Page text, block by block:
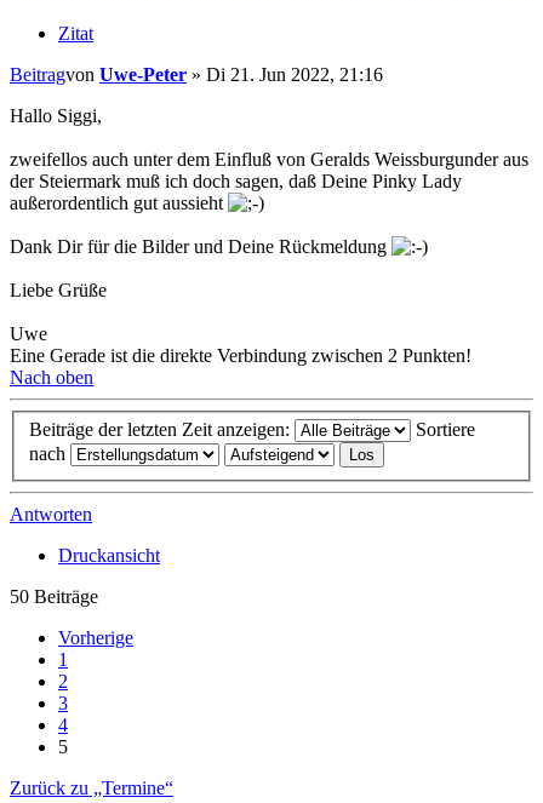
Zitat
Beitragvon Uwe-Peter » Di 21. Jun 2022, 21:16
Hallo Siggi,
zweifellos auch unter dem Einfluß von Geralds Weissburgunder aus
der Steiermark muß ich doch sagen, daß Deine Pinky Lady
außerordentlich gut aussieht
Dank Dir für die Bilder und Deine Rückmeldung
Liebe Grüße
Uwe
Eine Gerade ist die direkte Verbindung zwischen 2 Punkten!
Nach oben
Beiträge der letzten Zeit anzeigen:
Sortiere
nach
Antworten
Druckansicht
50 Beiträge
Vorherige
1
2
3
4
5
Zurück zu „Termine“